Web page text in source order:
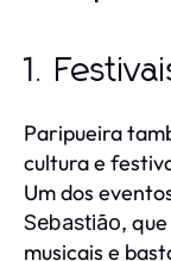
1.
Paripueira
cultura e
Um dos
Sebastião,
musicais e